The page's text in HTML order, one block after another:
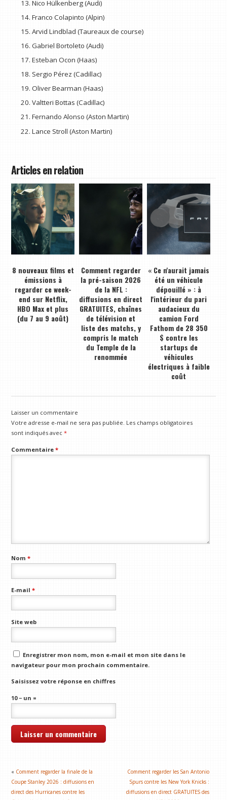
Nico Hülkenberg (Audi)
Franco Colapinto (Alpin)
Arvid Lindblad (Taureaux de course)
Gabriel Bortoleto (Audi)
Esteban Ocon (Haas)
Sergio Pérez (Cadillac)
Oliver Bearman (Haas)
Valtteri Bottas (Cadillac)
Fernando Alonso (Aston Martin)
Lance Stroll (Aston Martin)
Articles en relation
8 nouveaux films et
émissions à
regarder ce week-
end sur Netflix,
HBO Max et plus
(du 7 au 9 août)
Comment regarder
la pré-saison 2026
de la NFL :
diffusions en direct
GRATUITES, chaînes
de télévision et
liste des matchs, y
compris le match
du Temple de la
renommée
« Ce n'aurait jamais
été un véhicule
dépouillé » : à
l'intérieur du pari
audacieux du
camion Ford
Fathom de 28 350
$ contre les
startups de
véhicules
électriques à faible
coût
Laisser un commentaire
Votre adresse e-mail ne sera pas publiée. Les champs obligatoires
sont indiqués avec*
Commentaire*
Nom*
E-mail*
Site web
Enregistrer mon nom, mon e-mail et mon site dans le
navigateur pour mon prochain commentaire.
Saisissez votre réponse en chiffres
10 − un =
« Comment regarder la finale de la
Coupe Stanley 2026 : diffusions en
direct des Hurricanes contre les
Comment regarder les San Antonio
Spurs contre les New York Knicks :
diffusions en direct GRATUITES des